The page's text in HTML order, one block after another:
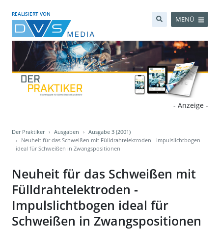
REALISIERT VON
MENÜ
- Anzeige -
Der Praktiker Ausgaben
Ausgabe 3 (2001)
Neuheit für das Schweißen mit Fülldrahtelektroden - Impulslichtbogen
ideal für Schweißen in Zwangspositionen
Neuheit für das Schweißen mit
Fülldrahtelektroden -
Impulslichtbogen ideal für
Schweißen in Zwangspositionen